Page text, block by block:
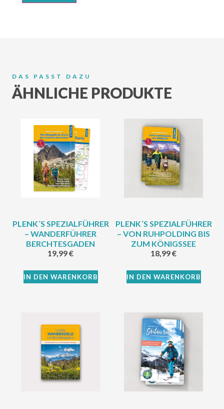
DAS PASST DAZU
ÄHNLICHE PRODUKTE
PLENK´S SPEZIALFÜHRER
– WANDERFÜHRER
BERCHTESGADEN
19,99€
IN DEN WARENKORB
PLENK´S SPEZIALFÜHRER
– VON RUHPOLDING BIS
ZUM KÖNIGSSEE
18,99€
IN DEN WARENKORB